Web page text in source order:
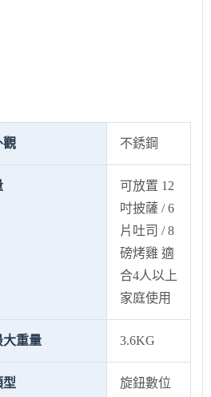
觀 不銹鋼
可放置 12
吋披薩 / 6
片吐司 / 8
磅烤雞 適
合4人以上
家庭使用
大重量 3.6KG
型
旋鈕數位